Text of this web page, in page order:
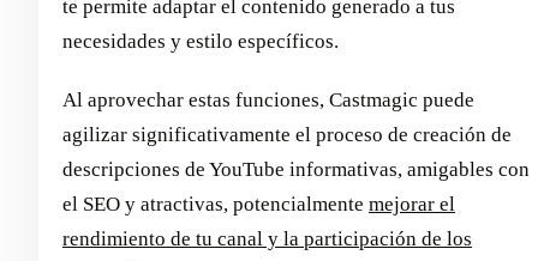
te permite adaptar el contenido generado a tus
necesidades y estilo específicos.
Al aprovechar estas funciones, Castmagic puede
agilizar significativamente el proceso de creación de
descripciones de YouTube informativas, amigables con
el SEO y atractivas, potencialmente mejorar el
rendimiento de tu canal y la participación de los